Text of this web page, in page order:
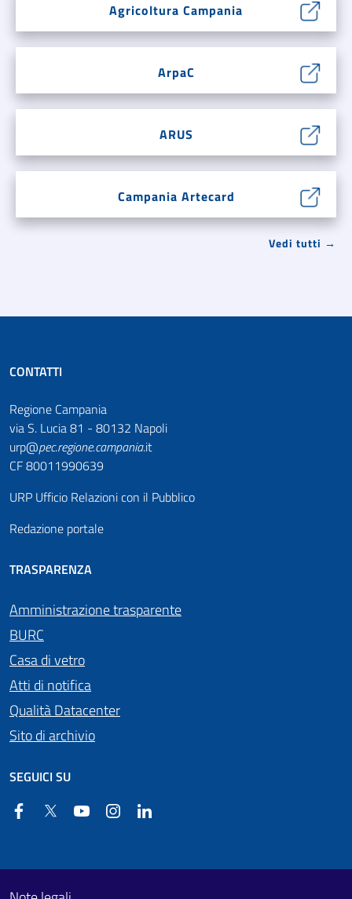
Agricoltura Campania
ArpaC
ARUS
Campania Artecard
Vedi tutti →
CONTATTI
Regione Campania
via S. Lucia 81 - 80132 Napoli
urp@pec.regione.campania.it
CF 80011990639
URP Ufficio Relazioni con il Pubblico
Redazione portale
TRASPARENZA
Amministrazione trasparente
BURC
Casa di vetro
Atti di notifica
Qualità Datacenter
Sito di archivio
SEGUICI SU
FacebookTwitter YouTube Instagram
Footer First
Useful links section